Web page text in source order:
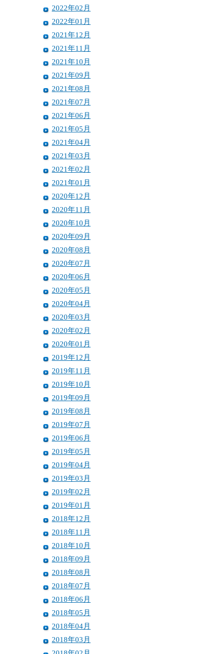
2022年02月
2022年01月
2021年12月
2021年11月
2021年10月
2021年09月
2021年08月
2021年07月
2021年06月
2021年05月
2021年04月
2021年03月
2021年02月
2021年01月
2020年12月
2020年11月
2020年10月
2020年09月
2020年08月
2020年07月
2020年06月
2020年05月
2020年04月
2020年03月
2020年02月
2020年01月
2019年12月
2019年11月
2019年10月
2019年09月
2019年08月
2019年07月
2019年06月
2019年05月
2019年04月
2019年03月
2019年02月
2019年01月
2018年12月
2018年11月
2018年10月
2018年09月
2018年08月
2018年07月
2018年06月
2018年05月
2018年04月
2018年03月